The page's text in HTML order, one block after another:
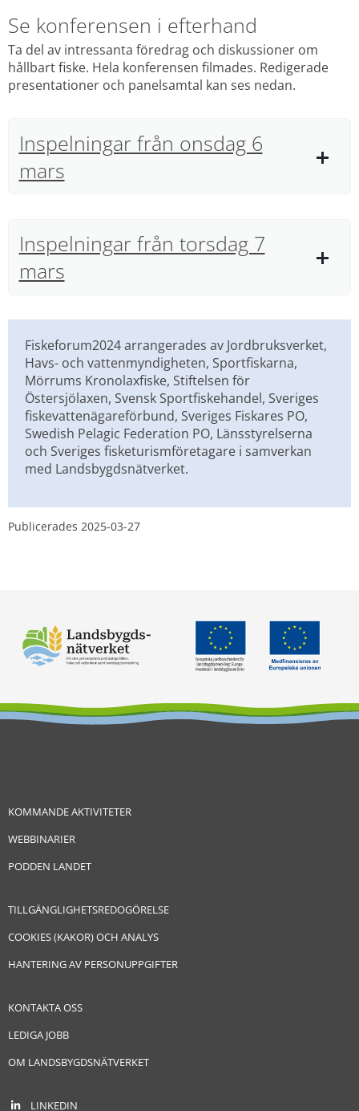
Se konferensen i efterhand
Ta del av intressanta föredrag och diskussioner om
hållbart fiske. Hela konferensen filmades. Redigerade
presentationer och panelsamtal kan ses nedan.
Inspelningar från onsdag 6
mars
Inspelningar från torsdag 7
mars
Fiskeforum2024 arrangerades av Jordbruksverket,
Havs- och vattenmyndigheten, Sportfiskarna,
Mörrums Kronolaxfiske, Stiftelsen för
Östersjölaxen, Svensk Sportfiskehandel, Sveriges
fiskevattenägareförbund, Sveriges Fiskares PO,
Swedish Pelagic Federation PO, Länsstyrelserna
och Sveriges fisketurismföretagare i samverkan
med Landsbygdsnätverket.
Publicerades 2025-03-27
KOMMANDE AKTIVITETER
WEBBINARIER
PODDEN LANDET
TILLGÄNGLIGHETSREDOGÖRELSE
COOKIES (KAKOR) OCH ANALYS
HANTERING AV PERSONUPPGIFTER
KONTAKTA OSS
LEDIGA JOBB
OM LANDSBYGDSNÄTVERKET
LINKEDIN